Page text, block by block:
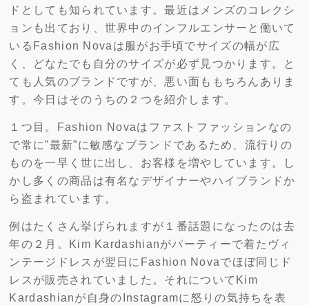
ドとしても知られています。最近はメンズのコレクシ
ョンも出ており、世界中のインフルエンサーと働いて
いるFashion Novaは服がお手頃でサイズの幅が広
く、どなたでも自分のサイズが必ず見つかります。と
ても人気のブランドですが、悪い面ももちろんありま
す。今日はそのうちの２つを紹介します。
１つ目。Fashion Novaはファストファッションなの
で常に”最新”に敏感なブランドであるため、流行りの
ものを一早く世に出し、お客様を増やしています。し
かし多くの商品は有名なデザイナーやハイブランドか
ら盗まれています。
例はたくさん挙げられますが１番話題になったのは去
年の２月。Kim Kardashianがパーティーで着たヴィ
ンテージドレスが翌日にFashion Novaでほぼ同じド
レスが販売されていました。それについてKim
Kardashianが自身のInstagramに怒りの気持ちを表